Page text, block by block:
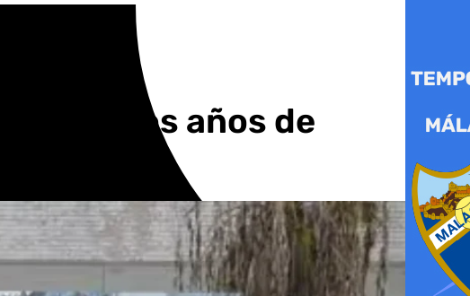
de dos años de